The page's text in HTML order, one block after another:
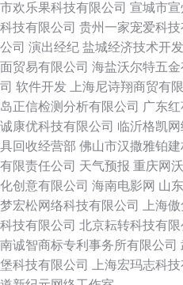
市欢乐果科技有限公司 宣城市
科技有限公司 贵州一家宠爱科技
公司 演出经纪 盐城经济技术开
面贸易有限公司 海盐沃尔特五金
司 软件开发 上海尼诗翔商贸有
岛正信检测分析有限公司 广东
诚康优科技有限公司 临沂格凯
具回收经营部 佛山市汉撒雅铂建
有限责任公司 天气预报 重庆网
化创意有限公司 海南电影网 山
梦宏松网络科技有限公司
上海
科技有限公司 北京耘转科技有限
南诚智商标专利事务所有限公司
堡科技有限公司
上海宏玛志科